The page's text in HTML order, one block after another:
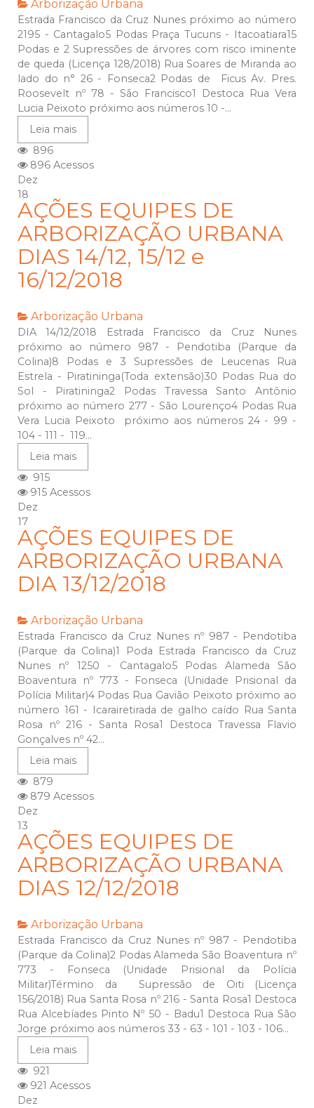
Arborização Urbana
Estrada Francisco da Cruz Nunes próximo ao número
2195 - Cantagalo5 Podas Praça Tucuns - Itacoatiara15
Podas e 2 Supressões de árvores com risco iminente
de queda (Licença 128/2018) Rua Soares de Miranda ao
lado do n° 26 - Fonseca2 Podas de Ficus Av. Pres.
Roosevelt nº 78 - São Francisco1 Destoca Rua Vera
Lucia Peixoto próximo aos números 10 -...
Leia mais
896
896 Acessos
Dez
18
AÇÕES EQUIPES DE
ARBORIZAÇÃO URBANA
DIAS 14/12, 15/12 e
16/12/2018
Arborização Urbana
DIA 14/12/2018 Estrada Francisco da Cruz Nunes
próximo ao número 987 - Pendotiba (Parque da
Colina)8 Podas e 3 Supressões de Leucenas Rua
Estrela - Piratininga(Toda extensão)30 Podas Rua do
Sol - Piratininga2 Podas Travessa Santo Antônio
próximo ao número 277 - São Lourenço4 Podas Rua
Vera Lucia Peixoto próximo aos números 24 - 99 -
104 - 111 - 119...
Leia mais
915
915 Acessos
Dez
17
AÇÕES EQUIPES DE
ARBORIZAÇÃO URBANA
DIA 13/12/2018
Arborização Urbana
Estrada Francisco da Cruz Nunes nº 987 - Pendotiba
(Parque da Colina)1 Poda Estrada Francisco da Cruz
Nunes nº 1250 - Cantagalo5 Podas Alameda São
Boaventura nº 773 - Fonseca (Unidade Prisional da
Polícia Militar)4 Podas Rua Gavião Peixoto próximo ao
número 161 - Icarairetirada de galho caído Rua Santa
Rosa nº 216 - Santa Rosa1 Destoca Travessa Flavio
Gonçalves nº 42...
Leia mais
879
879 Acessos
Dez
13
AÇÕES EQUIPES DE
ARBORIZAÇÃO URBANA
DIAS 12/12/2018
Arborização Urbana
Estrada Francisco da Cruz Nunes nº 987 - Pendotiba
(Parque da Colina)2 Podas Alameda São Boaventura nº
773 - Fonseca (Unidade Prisional da Polícia
Militar)Término da Supressão de Oiti (Licença
156/2018) Rua Santa Rosa nº 216 - Santa Rosa1 Destoca
Rua Alcebíades Pinto Nº 50 - Badu1 Destoca Rua São
Jorge próximo aos números 33 - 63 - 101 - 103 - 106...
Leia mais
921
921 Acessos
Dez